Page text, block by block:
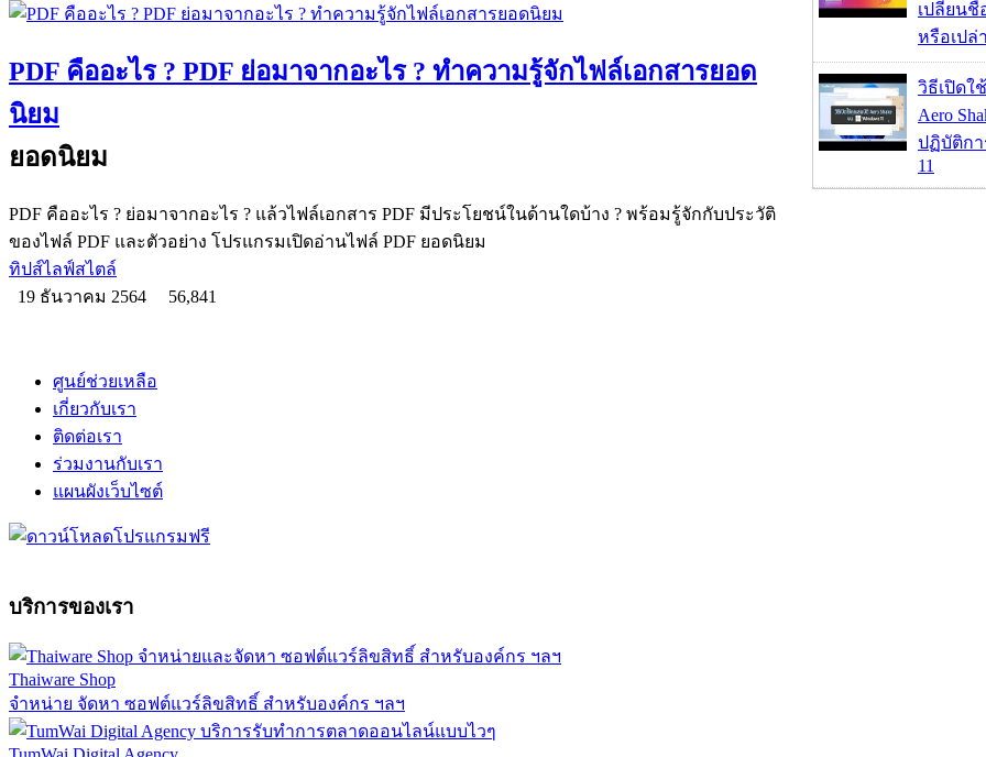
PDF คืออะไร ? PDF ย่อมาจากอะไร ? ทำความรู้จักไฟล์เอกสารยอด
นิยม
ยอดนิยม
PDF คืออะไร ? ย่อมาจากอะไร ? แล้วไฟล์เอกสาร PDF มีประโยชน์ในด้านใดบ้าง ? พร้อมรู้จักกับประวัติ
ของไฟล์ PDF และตัวอย่าง โปรแกรมเปิดอ่านไฟล์ PDF ยอดนิยม
ทิปส์ไลฟ์สไตล์
19 ธันวาคม 2564
56,841
เปลี่ยน
หรือเปล่
วิธีเปิด
Aero
ปฏิบัติกา
11
ศูนย์ช่วยเหลือ
เกี่ยวกับเรา
ติดต่อเรา
ร่วมงานกับเรา
แผนผังเว็บไซต์
บริการของเรา
Thaiware Shop
จำหน่าย จัดหา ซอฟต์แวร์ลิขสิทธิ์ สำหรับองค์กร ฯลฯ